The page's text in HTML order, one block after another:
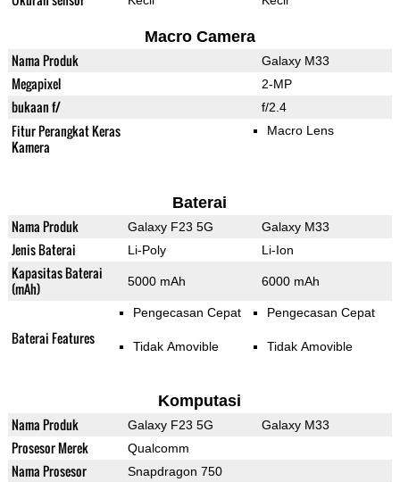
Macro Camera
Nama Produk Galaxy M33
Megapixel 2-MP
bukaan f/ f/2.4
Fitur Perangkat Keras
Kamera
Macro Lens
Baterai
Nama Produk Galaxy F23 5G Galaxy M33
Jenis Baterai Li-Poly Li-Ion
Kapasitas Baterai
(mAh)
5000 mAh 6000 mAh
Baterai Features
Pengecasan Cepat
Tidak Amovible
Pengecasan Cepat
Tidak Amovible
Komputasi
Nama Produk Galaxy F23 5G Galaxy M33
Prosesor Merek Qualcomm
Nama Prosesor Snapdragon 750